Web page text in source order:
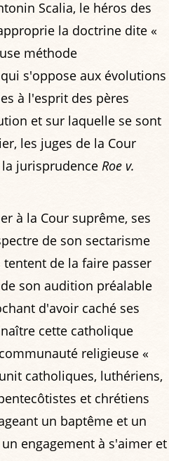
Scalia, le héros des
la doctrine dite «
méthode
s'oppose aux évolutions
à l'esprit des pères
et sur laquelle se sont
les juges de la Cour
jurisprudence Roe v.
à la Cour suprême, ses
de son sectarisme
de la faire passer
son audition préalable
d'avoir caché ses
cette catholique
religieuse «
catholiques, luthériens,
et chrétiens
un baptême et un
engagement à s'aimer et